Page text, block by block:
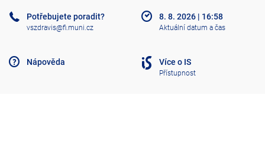
A
Potřebujete poradit?
vszdravis@fi.muni.cz
Nápověda
8. 8. 2026 | 16:58
Aktuální datum a čas
Více o IS
Přístupnost